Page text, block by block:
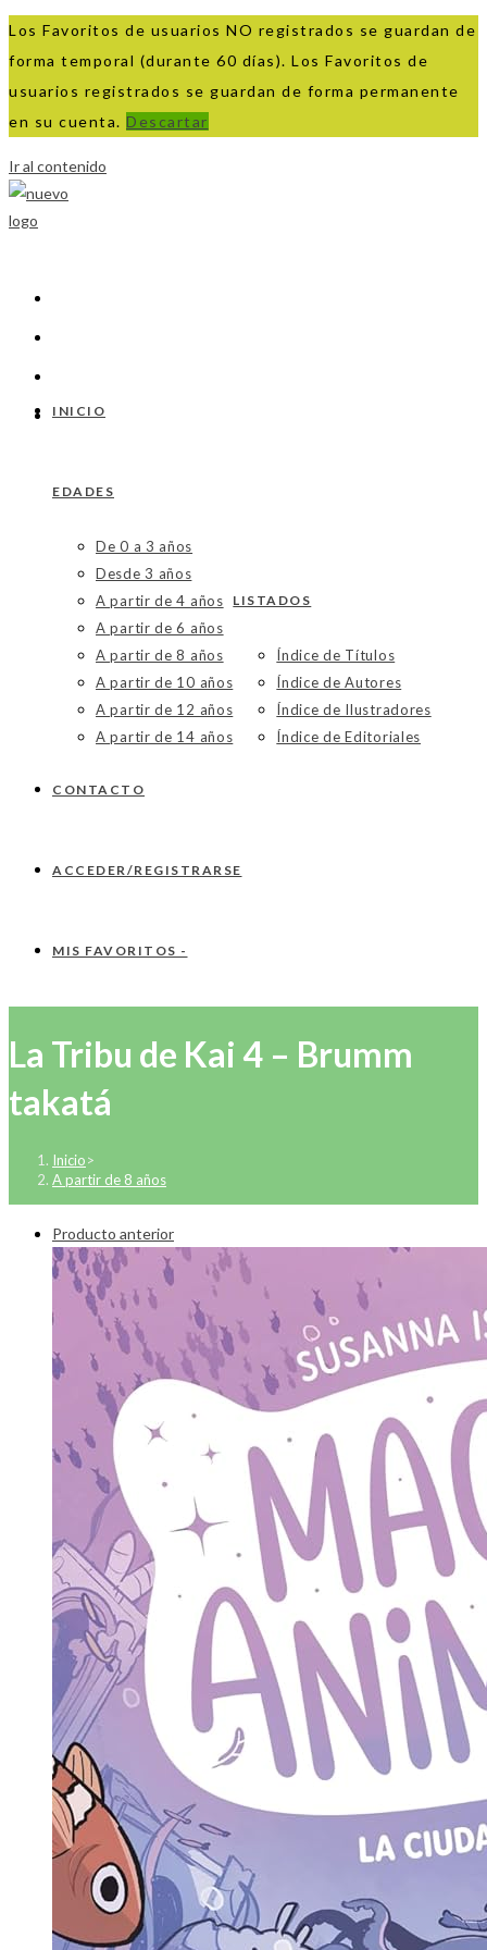
Los Favoritos de usuarios NO registrados se guardan de
forma temporal (durante 60 días). Los Favoritos de
usuarios registrados se guardan de forma permanente
en su cuenta. Descartar
Ir al contenido
INICIO
EDADES
De 0 a 3 años
Desde 3 años
A partir de 4 años
A partir de 6 años
A partir de 8 años
A partir de 10 años
A partir de 12 años
A partir de 14 años
LISTADOS
Índice de Títulos
Índice de Autores
Índice de Ilustradores
Índice de Editoriales
CONTACTO
ACCEDER/REGISTRARSE
MIS FAVORITOS -
La Tribu de Kai 4 – Brumm
takatá
Inicio>
A partir de 8 años
Producto anterior